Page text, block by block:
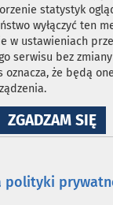
statystyk
wyłączyć ten
w ustawieniach
serwisu bez
oznacza, że będą
ZGADZAM SIĘNA
polityki